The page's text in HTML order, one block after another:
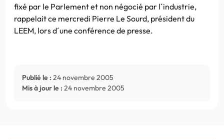
fixé par le Parlement et non négocié par l´industrie,
rappelait ce mercredi Pierre Le Sourd, président du
LEEM, lors d´une conférence de presse.
Publié le : 24 novembre 2005
Mis à jour le : 24 novembre 2005